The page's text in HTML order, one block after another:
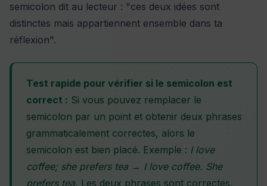
semicolon dit au lecteur : "ces deux idées sont
distinctes mais appartiennent ensemble dans ta
réflexion".
Test rapide pour vérifier si le semicolon est
correct : Si vous pouvez remplacer le
semicolon par un point et obtenir deux phrases
grammaticalement correctes, alors le
semicolon est bien placé. Exemple : I love
coffee; she prefers tea → I love coffee. She
prefers tea. Les deux phrases sont correctes,